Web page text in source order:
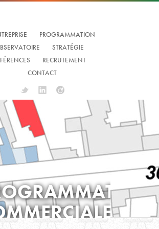
PROGRAMMATION
STRATÉGIE
RECRUTEMENT
CONTACT
TwitterLinkedin